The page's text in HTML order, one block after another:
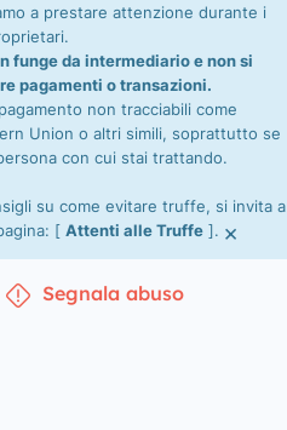
a prestare attenzione durante i
funge da intermediario e non si
pagamenti o transazioni.
non tracciabili come
Union o altri simili, soprattutto se
con cui stai trattando.
su come evitare truffe, si invita a
[Attenti alle Truffe ]. ×
Segnala abuso